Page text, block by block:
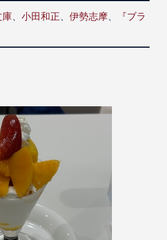
庫、 小田和正 、 伊勢志摩、
『ブラ